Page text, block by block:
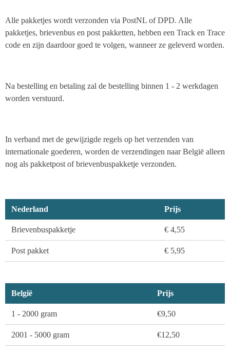
Alle pakketjes wordt verzonden via PostNL of DPD. Alle
pakketjes, brievenbus en post pakketten, hebben een Track en Trace
code en zijn daardoor goed te volgen, wanneer ze geleverd worden.
Na bestelling en betaling zal de bestelling binnen 1 - 2 werkdagen
worden verstuurd.
In verband met de gewijzigde regels op het verzenden van
internationale goederen, worden de verzendingen naar België alleen
nog als pakketpost of brievenbuspakketje verzonden.
Nederland Prijs
Brievenbuspakketje € 4,55
Post pakket € 5,95
België Prijs
1 - 2000 gram €9,50
2001 - 5000 gram €12,50